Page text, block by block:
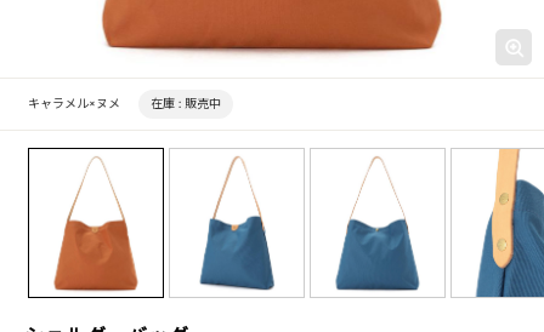
キャラメル×ヌメ 在庫 : 販売中